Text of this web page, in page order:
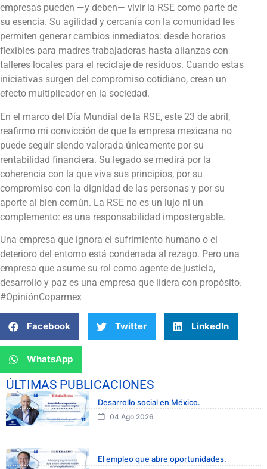
empresas pueden —y deben— vivir la RSE como parte de
su esencia. Su agilidad y cercanía con la comunidad les
permiten generar cambios inmediatos: desde horarios
flexibles para madres trabajadoras hasta alianzas con
talleres locales para el reciclaje de residuos. Cuando estas
iniciativas surgen del compromiso cotidiano, crean un
efecto multiplicador en la sociedad.
En el marco del Día Mundial de la RSE, este 23 de abril,
reafirmo mi convicción de que la empresa mexicana no
puede seguir siendo valorada únicamente por su
rentabilidad financiera. Su legado se medirá por la
coherencia con la que viva sus principios, por su
compromiso con la dignidad de las personas y por su
aporte al bien común. La RSE no es un lujo ni un
complemento: es una responsabilidad impostergable.
Una empresa que ignora el sufrimiento humano o el
deterioro del entorno está condenada al rezago. Pero una
empresa que asume su rol como agente de justicia,
desarrollo y paz es una empresa que lidera con propósito.
#OpiniónCoparmex
Facebook Twitter LinkedIn
WhatsApp
ÚLTIMAS PUBLICACIONES
Desarrollo social en México.
04 Ago 2026
El empleo que abre oportunidades.